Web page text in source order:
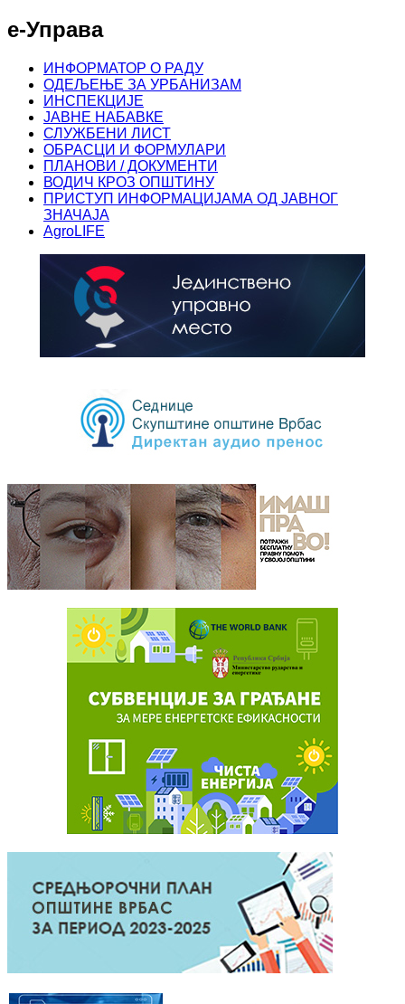
е-Управа
ИНФОРМАТОР О РАДУ
ОДЕЉЕЊЕ ЗА УРБАНИЗАМ
ИНСПЕКЦИЈЕ
ЈАВНЕ НАБАВКЕ
СЛУЖБЕНИ ЛИСТ
ОБРАСЦИ И ФОРМУЛАРИ
ПЛАНОВИ / ДОКУМЕНТИ
ВОДИЧ КРОЗ ОПШТИНУ
ПРИСТУП ИНФОРМАЦИЈАМА ОД ЈАВНОГ
ЗНАЧАЈА
AgroLIFE